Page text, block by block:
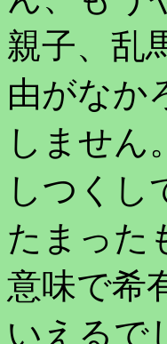
親子、乱
由がなか
しません
しつくし
たまった
意味で希
いえるで